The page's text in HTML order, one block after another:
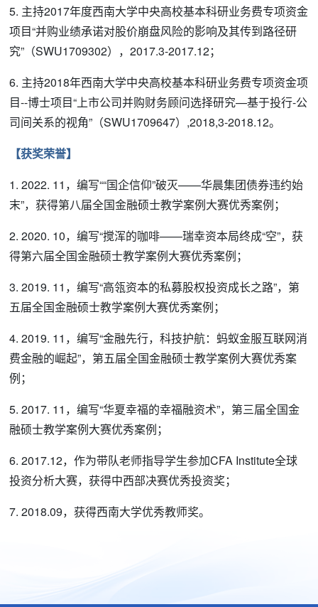
5. 主持2017年度西南大学中央高校基本科研业务费专项资金
项目“并购业绩承诺对股价崩盘风险的影响及其传到路径研
究”（SWU1709302），2017.3-2017.12；
6. 主持2018年西南大学中央高校基本科研业务费专项资金项
目--博士项目“上市公司并购财务顾问选择研究—基于投行-公
司间关系的视角”（SWU1709647）,2018,3-2018.12。
【获奖荣誉】
1. 2022. 11，编写““国企信仰”破灭——华晨集团债券违约始
末”，获得第八届全国金融硕士教学案例大赛优秀案例；
2. 2020. 10，编写“搅浑的咖啡——瑞幸资本局终成“空”，获
得第六届全国金融硕士教学案例大赛优秀案例；
3. 2019. 11，编写“高瓴资本的私募股权投资成长之路”，第
五届全国金融硕士教学案例大赛优秀案例；
4. 2019. 11，编写“金融先行，科技护航：蚂蚁金服互联网消
费金融的崛起”，第五届全国金融硕士教学案例大赛优秀案
例；
5. 2017. 11，编写“华夏幸福的幸福融资术”，第三届全国金
融硕士教学案例大赛优秀案例；
6. 2017.12，作为带队老师指导学生参加CFA Institute全球
投资分析大赛，获得中西部决赛优秀投资奖；
7. 2018.09，获得西南大学优秀教师奖。